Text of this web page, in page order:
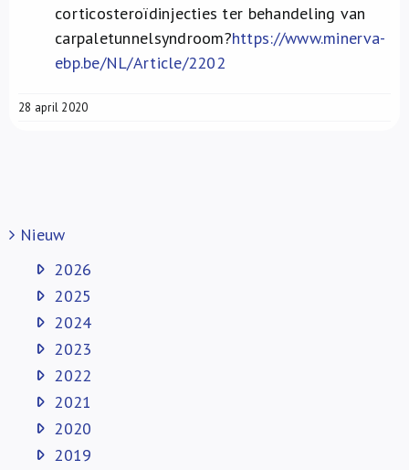
corticosteroïdinjecties ter behandeling van
carpaletunnelsyndroom?https://www.minerva-
ebp.be/NL/Article/2202
28 april 2020
Nieuw
2026
2025
2024
2023
2022
2021
2020
2019